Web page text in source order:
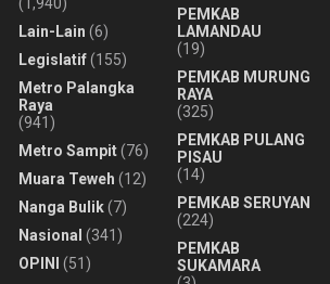
Lain-Lain (6)
Legislatif(155)
Metro Palangka
Raya
(941)
Metro Sampit(76)
Muara Teweh (12)
Nanga Bulik(7)
Nasional (341)
OPINI
(51)
PEMKAB
LAMANDAU
(19)
PEMKAB MURUNG
RAYA
(325)
PEMKAB PULANG
PISAU
(14)
PEMKAB SERUYAN
(224)
PEMKAB
SUKAMARA